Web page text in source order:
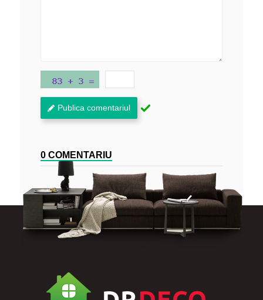
Publica comentariul
0 COMENTARIU